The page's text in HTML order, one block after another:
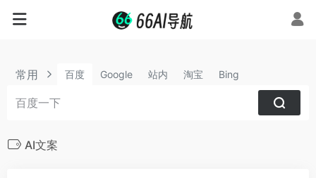
常用 百度 Google 站内 淘宝 Bing
AI文案